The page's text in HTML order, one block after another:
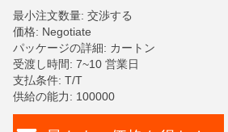
最小注文数量: 交渉する
価格: Negotiate
パッケージの詳細: カートン
受渡し時間: 7~10 営業日
支払条件: T/T
供給の能力: 100000